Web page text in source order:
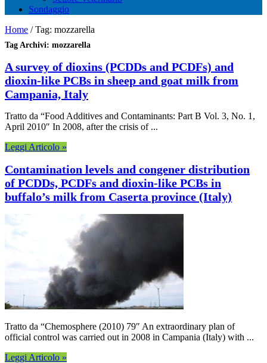
Sondaggio
Home / Tag: mozzarella
Tag Archivi: mozzarella
A survey of dioxins (PCDDs and PCDFs) and
dioxin-like PCBs in sheep and goat milk from
Campania, Italy
Tratto da “Food Additives and Contaminants: Part B Vol. 3, No. 1,
April 2010″ In 2008, after the crisis of ...
Leggi Articolo »
Contamination levels and congener distribution
of PCDDs, PCDFs and dioxin-like PCBs in
buffalo’s milk from Caserta province (Italy)
Tratto da “Chemosphere (2010) 79″ An extraordinary plan of
official control was carried out in 2008 in Campania (Italy) with ...
Leggi Articolo »